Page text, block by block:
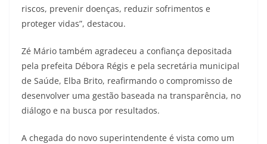
riscos, prevenir doenças, reduzir sofrimentos e
proteger vidas”, destacou.
Zé Mário também agradeceu a confiança depositada
pela prefeita Débora Régis e pela secretária municipal
de Saúde, Elba Brito, reafirmando o compromisso de
desenvolver uma gestão baseada na transparência, no
diálogo e na busca por resultados.
A chegada do novo superintendente é vista como um